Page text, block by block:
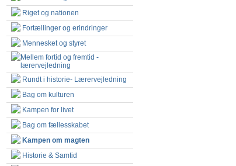
Riget og nationen
Fortællinger og erindringer
Mennesket og styret
Mellem fortid og fremtid -
lærervejledning
Rundt i historie- Lærervejledning
Bag om kulturen
Kampen for livet
Bag om fællesskabet
Kampen om magten
Historie & Samtid